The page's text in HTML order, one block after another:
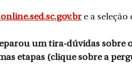
e a
um tira-dúvidas sobre
etapas (clique sobre a